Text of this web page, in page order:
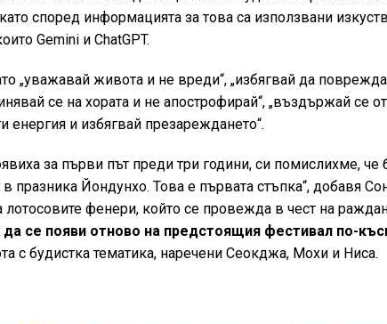
според информацията за това са използвани
Gemini и ChatGPT.
„уважавай живота и не вреди“, „избягвай да
се на хората и не апострофирай“, „въздържай се от
енергия и избягвай презареждането“.
за първи път преди три години, си помислихме, че
празника Йондунхо. Това е първата стъпка“, добавя
фенери, който се провежда в чест на
се появи отново на предстоящия фестивал по-
с будистка тематика, наречени Сеокджа, Мохи и Ниса.